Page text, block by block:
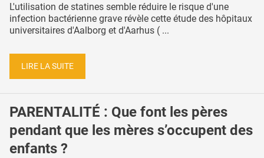
L'utilisation de statines semble réduire le risque d'une
infection bactérienne grave révèle cette étude des hôpitaux
universitaires d'Aalborg et d'Aarhus ( ...
LIRE LA SUITE
PARENTALITÉ : Que font les pères
pendant que les mères s’occupent des
enfants ?